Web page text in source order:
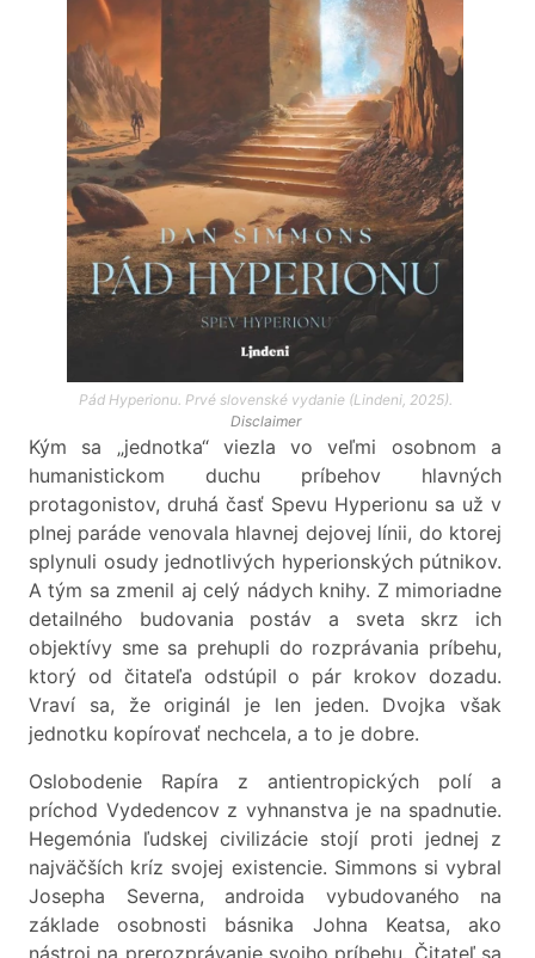
Pád Hyperionu. Prvé slovenské vydanie (Lindeni, 2025).
Disclaimer
Kým sa „jednotka“ viezla vo veľmi osobnom a
humanistickom duchu príbehov hlavných
protagonistov, druhá časť Spevu Hyperionu sa už v
plnej paráde venovala hlavnej dejovej línii, do ktorej
splynuli osudy jednotlivých hyperionských pútnikov.
A tým sa zmenil aj celý nádych knihy. Z mimoriadne
detailného budovania postáv a sveta skrz ich
objektívy sme sa prehupli do rozprávania príbehu,
ktorý od čitateľa odstúpil o pár krokov dozadu.
Vraví sa, že originál je len jeden. Dvojka však
jednotku kopírovať nechcela, a to je dobre.
Oslobodenie Rapíra z antientropických polí a
príchod Vydedencov z vyhnanstva je na spadnutie.
Hegemónia ľudskej civilizácie stojí proti jednej z
najväčších kríz svojej existencie. Simmons si vybral
Josepha Severna, androida vybudovaného na
základe osobnosti básnika Johna Keatsa, ako